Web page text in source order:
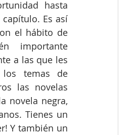
hasta
Es así
el hábito de
importante
a las que les
temas de
las novelas
novela negra,
Tienes un
Y también un